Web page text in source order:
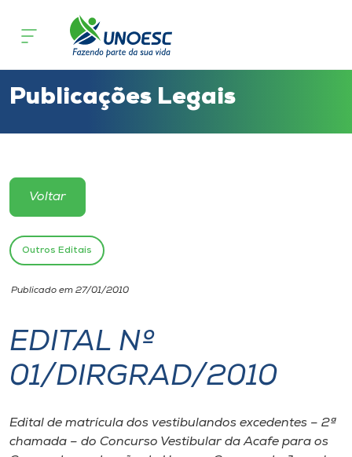
Cursos
Atendimento ao Estudante
Portal de Ensino
Unoesc
Internacionalização
I.nova
Diplomados
Publicações Legais
Voltar
Outros Editais
Publicado em 27/01/2010
EDITAL Nº
01/DIRGRAD/2010
Edital de matrícula dos vestibulandos excedentes – 2ª
chamada – do Concurso Vestibular da Acafe para os